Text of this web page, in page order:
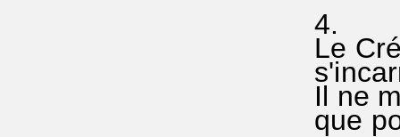
4.
Le
Il ne
que